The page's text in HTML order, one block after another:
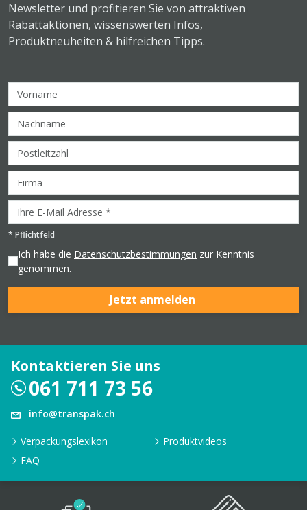
Newsletter und profitieren Sie von attraktiven
Rabattaktionen, wissenswerten Infos,
Produktneuheiten & hilfreichen Tipps.
* Pflichtfeld
Ich habe die Datenschutzbestimmungen zur Kenntnis
genommen.
Jetzt anmelden
Kontaktieren Sie uns
061 711 73 56
info@transpak.ch
Verpackungslexikon
Produktvideos
FAQ